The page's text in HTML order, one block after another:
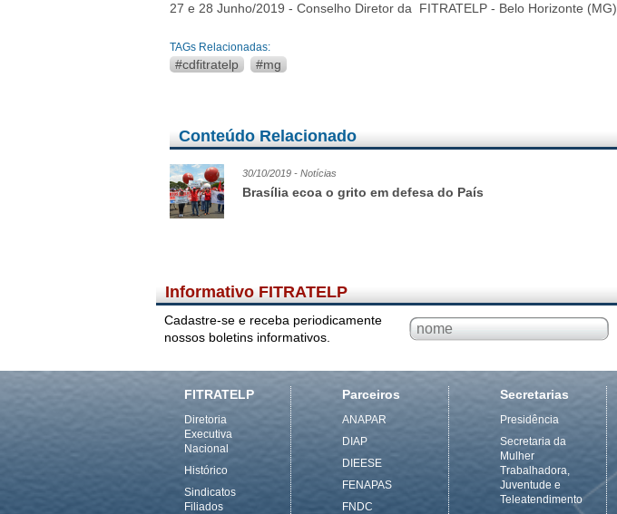
27 e 28 Junho/2019 - Conselho Diretor da FITRATELP - Belo Horizonte (MG)
TAGs Relacionadas:
#cdfitratelp #mg
Conteúdo Relacionado
30/10/2019 - Notícias
Brasília ecoa o grito em defesa do País
Informativo FITRATELP
Cadastre-se e receba periodicamente
nossos boletins informativos.
FITRATELP
Diretoria
Executiva
Nacional
Histórico
Sindicatos
Filiados
Parceiros
ANAPAR
DIAP
DIEESE
FENAPAS
FNDC
Secretarias
Presidência
Secretaria da
Mulher
Trabalhadora,
Juventude e
Teleatendimento